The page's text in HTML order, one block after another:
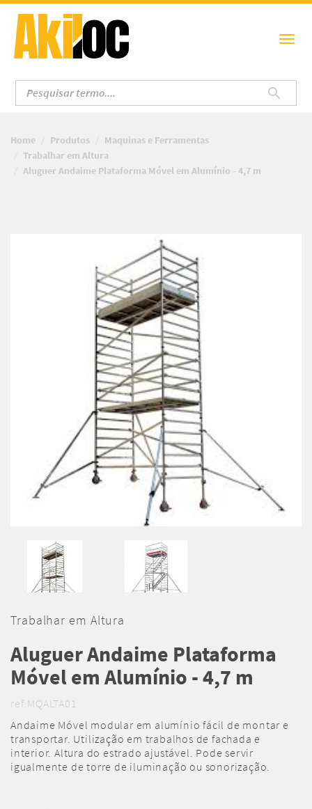
Home Produtos
Maquinas e Ferramentas
Trabalhar em Altura
Aluguer Andaime Plataforma Móvel em Alumínio - 4,7 m
Trabalhar em Altura
Aluguer Andaime Plataforma
Móvel em Alumínio - 4,7 m
ref:MQALTA01
Andaime Móvel modular em alumínio fácil de montar e
transportar. Utilização em trabalhos de fachada e
interior. Altura do estrado ajustável. Pode servir
igualmente de torre de iluminação ou sonorização.